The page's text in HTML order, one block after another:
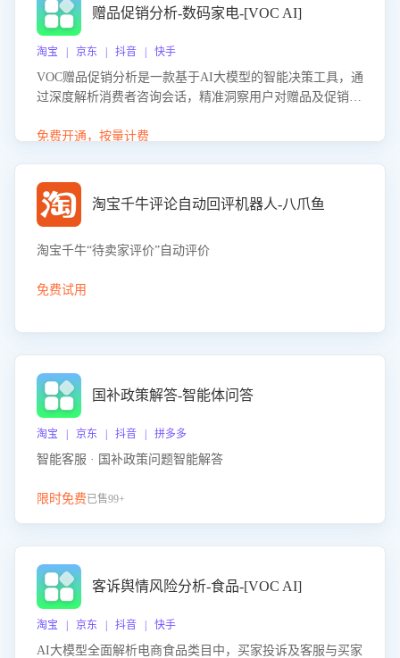
赠品促销分析-数码家电-[VOC AI]
淘宝 | 京东 | 抖音 | 快手
VOC赠品促销分析是一款基于AI大模型的智能决策工具，通
过深度解析消费者咨询会话，精准洞察用户对赠品及促销政
销诉求，帮助企业制定个性化赠品组合策略，优化资源投放
免费开通，按量计费
淘宝千牛评论自动回评机器人-八爪鱼
淘宝千牛“待卖家评价”自动评价
免费试用
国补政策解答-智能体问答
淘宝 | 京东 | 抖音 | 拼多多
智能客服 · 国补政策问题智能解答
限时免费已售99+
客诉舆情风险分析-食品-[VOC AI]
淘宝 | 京东 | 抖音 | 快手
AI大模型全面解析电商食品类目中，买家投诉及客服与买家